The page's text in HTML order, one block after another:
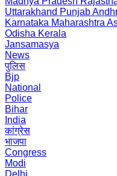
Uttarakhand Punjab
Karnataka Maharashtra
Odisha Kerala
Jansamasya
News
पुलिस
Bjp
National
Police
Bihar
India
कांग्रेस
भाजपा
Congress
Modi
Delhi